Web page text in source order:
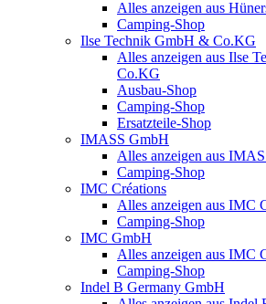
Alles anzeigen aus
Camping-Shop
Ilse Technik GmbH & Co.KG
Alles anzeigen aus Ilse
Co.KG
Ausbau-Shop
Camping-Shop
Ersatzteile-Shop
IMASS GmbH
Alles anzeigen aus
Camping-Shop
IMC Créations
Alles anzeigen aus IMC
Camping-Shop
IMC GmbH
Alles anzeigen aus IMC
Camping-Shop
Indel B Germany GmbH